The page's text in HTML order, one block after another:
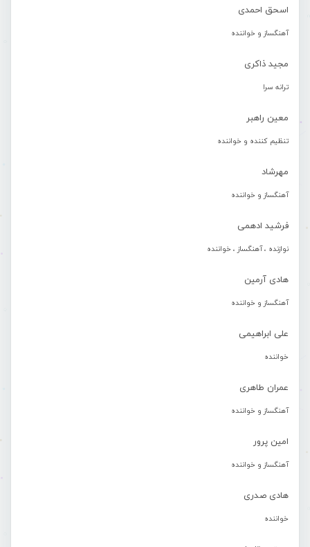
اسحق احمدی
آهنگساز و خواننده
مجید ذاکری
ترانه سرا
معین راهبر
تنظیم کننده و خواننده
مهرشاد
آهنگساز و خواننده
فرشید ادهمی
نوازنده ، آهنگساز ، خواننده
هادی آرمین
آهنگساز و خواننده
علی ابراهیمی
خواننده
عمران طاهری
آهنگساز و خواننده
امین پرور
آهنگساز و خواننده
هادی صدری
خواننده